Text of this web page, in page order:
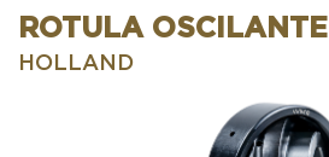
ROTULA OSCILANTE
HOLLAND